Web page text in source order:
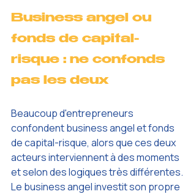
Business angel ou
fonds de capital-
risque : ne confonds
pas les deux
Beaucoup d'entrepreneurs
confondent business angel et fonds
de capital-risque, alors que ces deux
acteurs interviennent à des moments
et selon des logiques très différentes.
Le business angel investit son propre